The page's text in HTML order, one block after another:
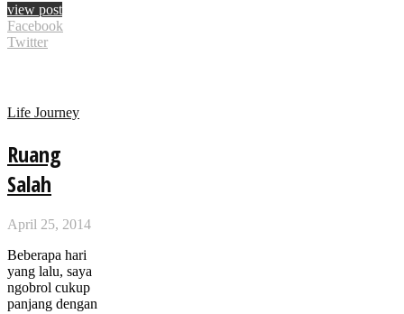
view post
Facebook
Twitter
Life Journey
Ruang
Salah
April 25, 2014
Beberapa hari
yang lalu, saya
ngobrol cukup
panjang dengan